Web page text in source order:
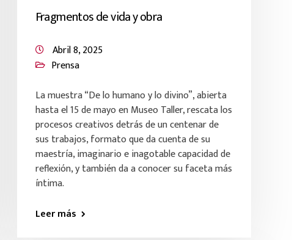
Fragmentos de vida y obra
Abril 8, 2025
Prensa
La muestra “De lo humano y lo divino”, abierta
hasta el 15 de mayo en Museo Taller, rescata los
procesos creativos detrás de un centenar de
sus trabajos, formato que da cuenta de su
maestría, imaginario e inagotable capacidad de
reflexión, y también da a conocer su faceta más
íntima.
Leer más